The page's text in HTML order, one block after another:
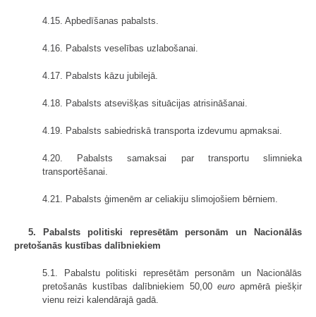
4.15. Apbedīšanas pabalsts.
4.16. Pabalsts veselības uzlabošanai.
4.17. Pabalsts kāzu jubilejā.
4.18. Pabalsts atsevišķas situācijas atrisināšanai.
4.19. Pabalsts sabiedriskā transporta izdevumu apmaksai.
4.20. Pabalsts samaksai par transportu slimnieka
transportēšanai.
4.21. Pabalsts ģimenēm ar celiakiju slimojošiem bērniem.
5. Pabalsts politiski represētām personām un Nacionālās
pretošanās kustības dalībniekiem
5.1. Pabalstu politiski represētām personām un Nacionālās
pretošanās kustības dalībniekiem 50,00 euroapmērā piešķir
vienu reizi kalendārajā gadā.